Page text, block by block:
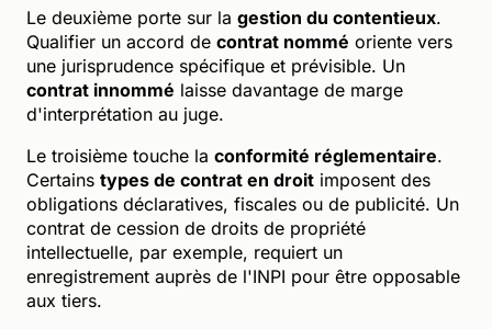
Le deuxième porte sur la gestion du contentieux.
Qualifier un accord de contrat nommé oriente vers
une jurisprudence spécifique et prévisible. Un
contrat innommé laisse davantage de marge
d'interprétation au juge.
Le troisième touche la conformité réglementaire.
Certains types de contrat en droit imposent des
obligations déclaratives, fiscales ou de publicité. Un
contrat de cession de droits de propriété
intellectuelle, par exemple, requiert un
enregistrement auprès de l'INPI pour être opposable
aux tiers.